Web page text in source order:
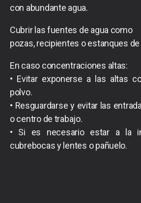
con abundante agua.
Cubrir las fuentes de agua como
pozas, recipientes o estanques
En caso concentraciones altas:
• Evitar exponerse a las altas
polvo.
• Resguardarse y evitar las
o centro de trabajo.
• Si es necesario estar a la
cubrebocas y lentes o pañuelo.